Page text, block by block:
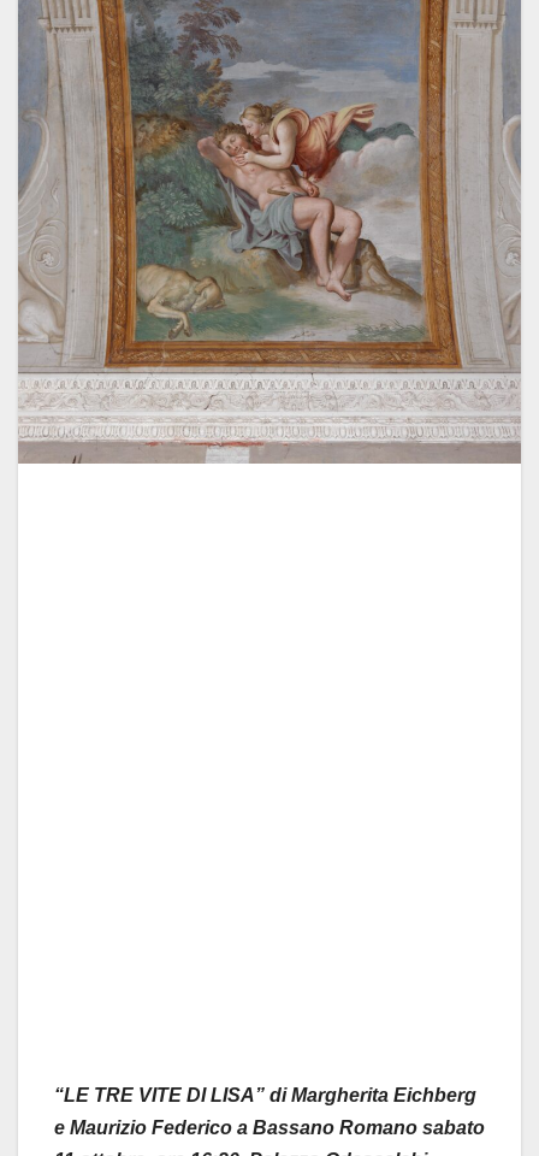
“LE TRE VITE DI LISA” di Margherita Eichberg
e Maurizio Federico a Bassano Romano sabato